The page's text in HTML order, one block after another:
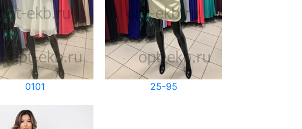
0101 25-95